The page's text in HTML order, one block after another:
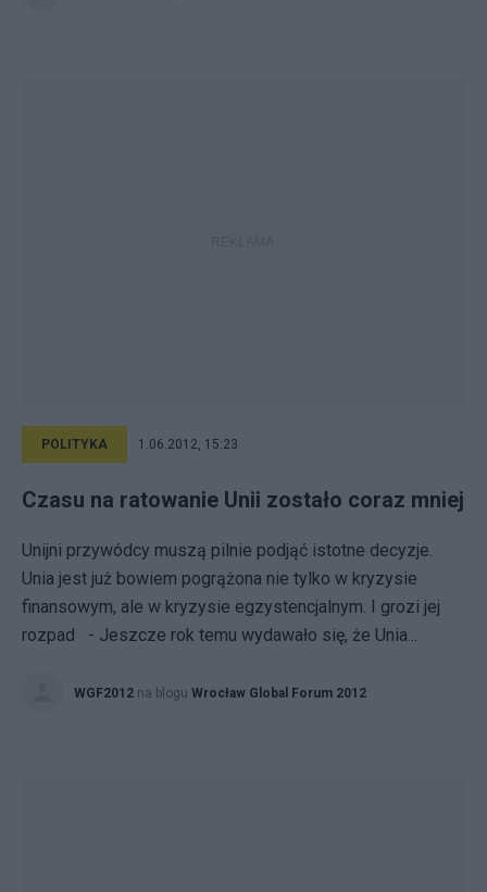
POLITYKA 1.06.2012, 15:23
Czasu na ratowanie Unii zostało coraz mniej
Unijni przywódcy muszą pilnie podjąć istotne decyzje.
Unia jest już bowiem pogrążona nie tylko w kryzysie
finansowym, ale w kryzysie egzystencjalnym. I grozi jej
rozpad - Jeszcze rok temu wydawało się, że Unia...
WGF2012 na blogu Wrocław Global Forum 2012